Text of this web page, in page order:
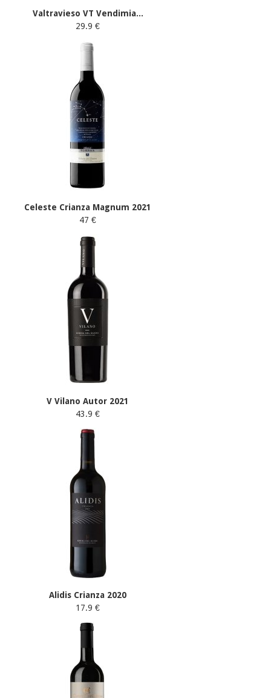
Valtravieso VT Vendimia...
29.9 €
Celeste Crianza Magnum 2021
47 €
V Vilano Autor 2021
43.9 €
Alidis Crianza 2020
17.9 €